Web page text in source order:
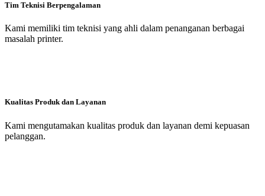
Tim Teknisi Berpengalaman
Kami memiliki tim teknisi yang ahli dalam penanganan berbagai
masalah printer.
Kualitas Produk dan Layanan
Kami mengutamakan kualitas produk dan layanan demi kepuasan
pelanggan.